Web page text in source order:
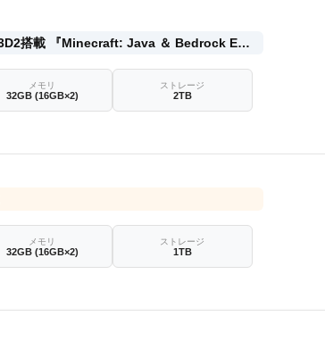
GALLERIA XMR9A-R57T-GD Ryzen 9 9950X3D2搭載 『Minecraft: Java ＆ Bedrock Edition for PC、PC Game Pass同梱版』
メモリ
32GB (16GB×2)
ストレージ
2TB
メモリ
32GB (16GB×2)
ストレージ
1TB